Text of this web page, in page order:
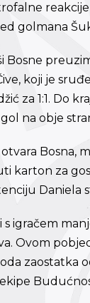
golmana
koji je
za 1:1. Do
na obje
Bosna,
karton za
Daniela
igračem
Ovom
zaostatka